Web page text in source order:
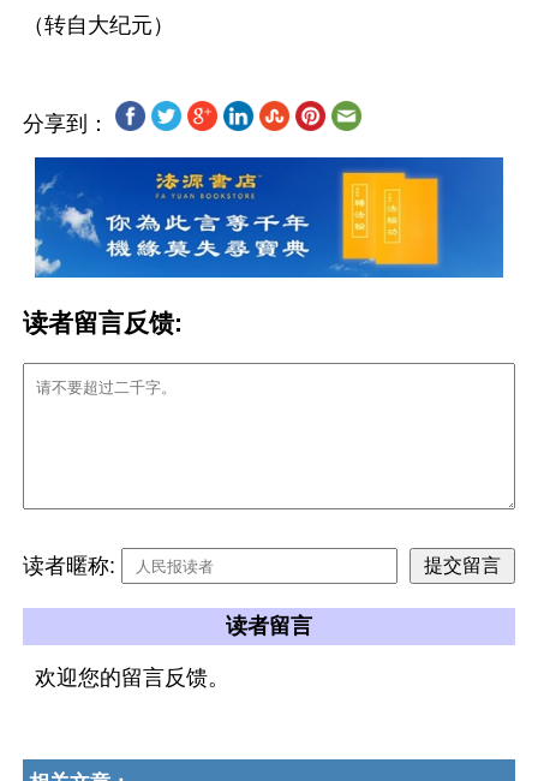
分享到：
读者留言反馈:
读者暱称:
读者留言
欢迎您的留言反馈。